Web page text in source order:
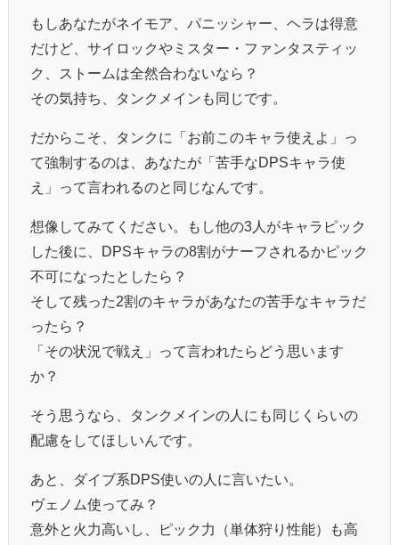
もしあなたがネイモア、パニッシャー、ヘラは得意
だけど、サイロックやミスター・ファンタスティッ
ク、ストームは全然合わないなら？
その気持ち、タンクメインも同じです。
だからこそ、タンクに「お前このキャラ使えよ」っ
て強制するのは、あなたが「苦手なDPSキャラ使
え」って言われるのと同じなんです。
想像してみてください。もし他の3人がキャラピック
した後に、DPSキャラの8割がナーフされるかピック
不可になったとしたら？
そして残った2割のキャラがあなたの苦手なキャラだ
ったら？
「その状況で戦え」って言われたらどう思います
か？
そう思うなら、タンクメインの人にも同じくらいの
配慮をしてほしいんです。
あと、ダイブ系DPS使いの人に言いたい。
ヴェノム使ってみ？
意外と火力高いし、ピック力（単体狩り性能）も高